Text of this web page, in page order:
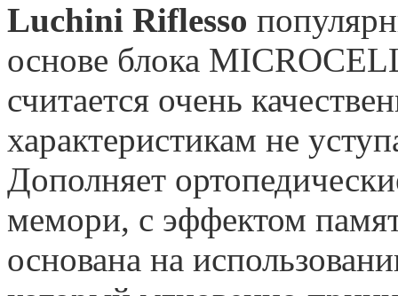
Luchini Riflesso
основе блока
считается очень
характеристикам не
Дополняет
мемори, с эффектом
основана на